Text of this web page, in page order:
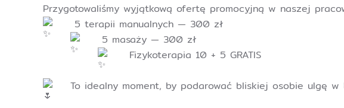
Przygotowaliśmy wyjątkową ofertę promocyjną w naszej
5 terapii manualnych — 300 zł
5 masaży — 300 zł
Fizykoterapia 10 + 5 GRATIS
To idealny moment, by podarować bliskiej osobie ulgę